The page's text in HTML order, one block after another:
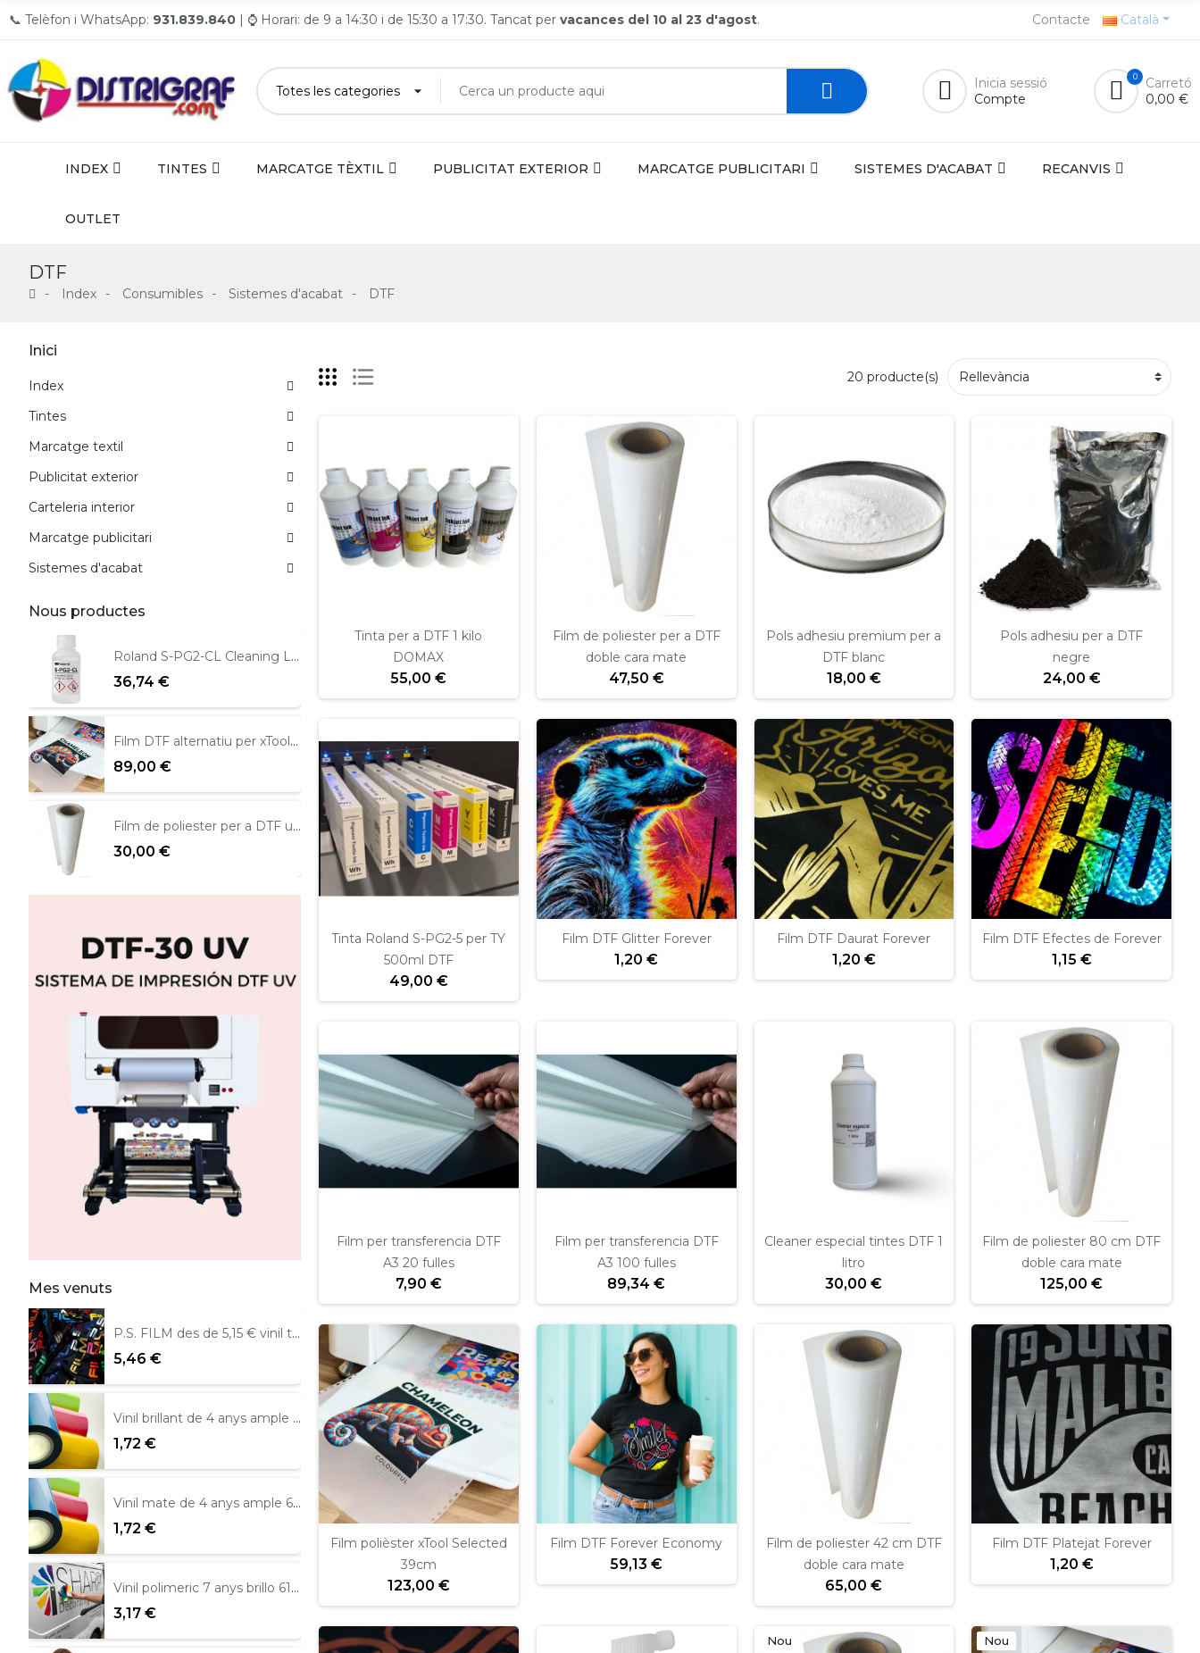
📞 Telèfon i WhatsApp: 931.839.840 | ⌚ Horari: de 9 a 14:30 i de 15:30 a 17:30. Tancat per vacances del 10 al 23 d'agost. Contacte Català
Inicia sessió
Compte
0
Carretó
0,00 €
INDEX TINTES MARCATGE TÈXTIL PUBLICITAT EXTERIOR MARCATGE PUBLICITARI SISTEMES D'ACABAT RECANVIS
OUTLET
DTF
Index Consumibles Sistemes d'acabat DTF
Inici
Index
Tintes
Marcatge textil
Publicitat exterior
Carteleria interior
Marcatge publicitari
Sistemes d'acabat
Nous productes
Roland S-PG2-CL Cleaning Liquid 100ml
36,74 €
Film DTF alternatiu per xTool Apparel 39cm x 100m
89,00 €
Film de poliester per a DTF una cara mate
30,00 €
Mes venuts
P.S. FILM des de 5,15 € vinil tèxtil
5,46 €
Vinil brillant de 4 anys ample 61 cm Metamark
1,72 €
Vinil mate de 4 anys ample 61 cm.
1,72 €
Vinil polimeric 7 anys brillo 61 cm
3,17 €
20 producte(s)
Tinta per a DTF 1 kilo
DOMAX
55,00 €
Film de poliester per a DTF
doble cara mate
47,50 €
Pols adhesiu premium per a
DTF blanc
18,00 €
Pols adhesiu per a DTF
negre
24,00 €
Tinta Roland S-PG2-5 per TY
500ml DTF
49,00 €
Film DTF Glitter Forever
1,20 €
Film DTF Daurat Forever
1,20 €
Film DTF Efectes de Forever
1,15 €
Film per transferencia DTF
A3 20 fulles
7,90 €
Film per transferencia DTF
A3 100 fulles
89,34 €
Cleaner especial tintes DTF 1
litro
30,00 €
Film de poliester 80 cm DTF
doble cara mate
125,00 €
Film polièster xTool Selected
39cm
123,00 €
Film DTF Forever Economy
59,13 €
Film de poliester 42 cm DTF
doble cara mate
65,00 €
Film DTF Platejat Forever
1,20 €
Nou Nou